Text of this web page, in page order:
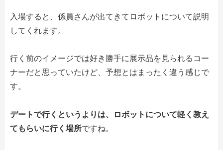
入場すると、係員さんが出てきてロボットについて説明
してくれます。
行く前のイメージでは好き勝手に展示品を見られるコー
ナーだと思っていたけど、予想とはまったく違う感じで
す。
デートで行くというよりは、ロボットについて軽く教え
てもらいに行く場所ですね。